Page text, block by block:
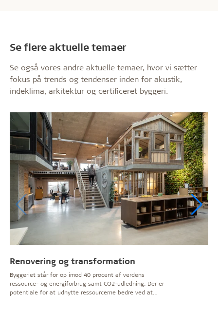
Se flere aktuelle temaer
Se også vores andre aktuelle temaer, hvor vi sætter
fokus på trends og tendenser inden for akustik,
indeklima, arkitektur og certificeret byggeri.
Renovering og transformation
Byggeriet står for op imod 40 procent af verdens
ressource- og energiforbrug samt CO2-udledning. Der er
potentiale for at udnytte ressourcerne bedre ved at